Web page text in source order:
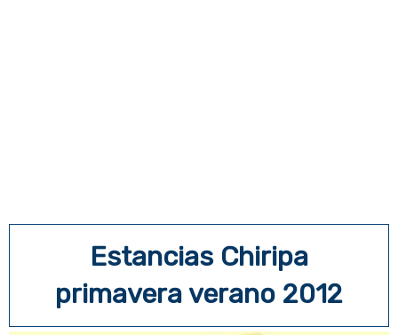
Estancias Chiripa
primavera verano 2012